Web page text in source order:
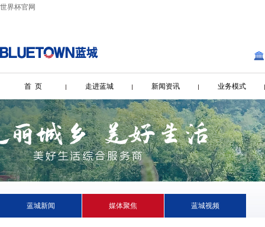
世界杯官网
首 页 走进蓝城 新闻资讯 业务模式
蓝城新闻 媒体聚焦 蓝城视频